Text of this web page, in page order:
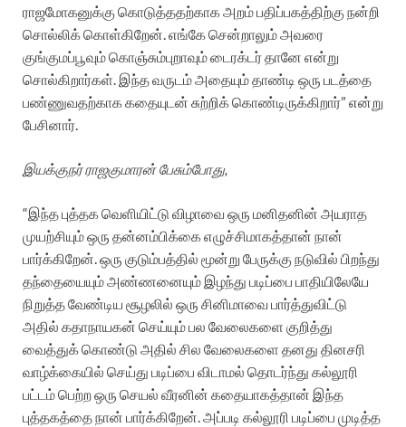
ராஜமோகனுக்கு கொடுத்ததற்காக அறம் பதிப்பகத்திற்கு நன்றி
சொல்லிக் கொள்கிறேன். எங்கே சென்றாலும் அவரை
குங்குமப்பூவும் கொஞ்சும்புறாவும் டைரக்டர் தானே என்று
சொல்கிறார்கள். இந்த வருடம் அதையும் தாண்டி ஒரு படத்தை
பண்ணுவதற்காக கதையுடன் சுற்றிக் கொண்டிருக்கிறார்” என்று
பேசினார்.
இயக்குநர் ராஜகுமாரன் பேசும்போது,
“இந்த புத்தக வெளியிட்டு விழாவை ஒரு மனிதனின் அயராத
முயற்சியும் ஒரு தன்னம்பிக்கை எழுச்சிமாகத்தான் நான்
பார்க்கிறேன். ஒரு குடும்பத்தில் மூன்று பேருக்கு நடுவில் பிறந்து
தந்தையையும் அண்ணனையும் இழந்து படிப்பை பாதியிலேயே
நிறுத்த வேண்டிய சூழலில் ஒரு சினிமாவை பார்த்துவிட்டு
அதில் கதாநாயகன் செய்யும் பல வேலைகளை குறித்து
வைத்துக் கொண்டு அதில் சில வேலைகளை தனது தினசரி
வாழ்க்கையில் செய்து படிப்பை விடாமல் தொடர்ந்து கல்லூரி
பட்டம் பெற்ற ஒரு செயல் வீரனின் கதையாகத்தான் இந்த
புத்தகத்தை நான் பார்க்கிறேன். அப்படி கல்லூரி படிப்பை முடித்த